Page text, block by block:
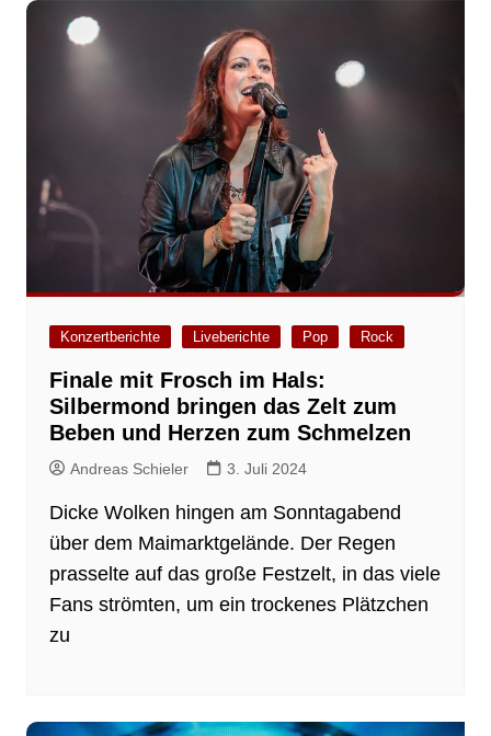
Konzertberichte Liveberichte Pop Rock
Finale mit Frosch im Hals:
Silbermond bringen das Zelt zum
Beben und Herzen zum Schmelzen
Andreas Schieler 3. Juli 2024
Dicke Wolken hingen am Sonntagabend
über dem Maimarktgelände. Der Regen
prasselte auf das große Festzelt, in das viele
Fans strömten, um ein trockenes Plätzchen
zu